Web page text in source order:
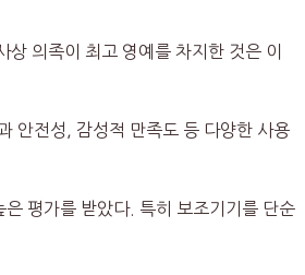
의족이 최고 영예를 차지한 것은 이
안전성, 감성적 만족도 등 다양한 사용
평가를 받았다. 특히 보조기기를 단순